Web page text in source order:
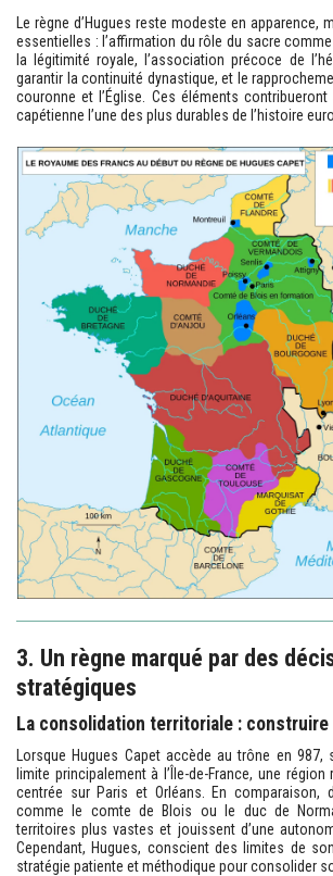
Le règne d’Hugues reste modeste en apparence,
essentielles : l’affirmation du rôle du sacre
la légitimité royale, l’association précoce de
garantir la continuité dynastique, et le
couronne et l’Église. Ces éléments
capétienne l’une des plus durables de l’histoire
3. Un règne marqué par des
stratégiques
La consolidation territoriale :
Lorsque Hugues Capet accède au trône en
limite principalement à l’Île-de-France, une
centrée sur Paris et Orléans. En comparaison,
comme le comte de Blois ou le duc de
territoires plus vastes et jouissent d’une
Cependant, Hugues, conscient des limites de
stratégie patiente et méthodique pour consolider